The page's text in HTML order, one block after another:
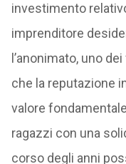
investimento
imprenditore
l’anonimato, uno
che la reputazione
valore
ragazzi con una
corso degli anni